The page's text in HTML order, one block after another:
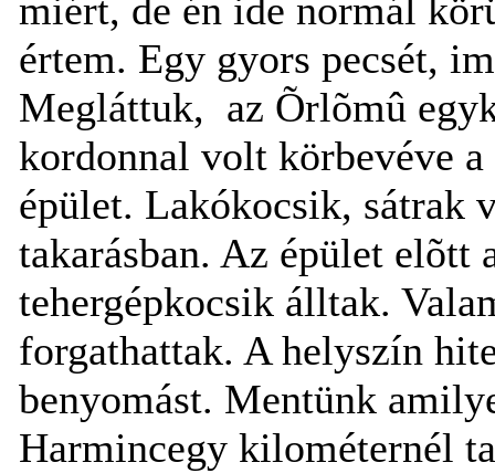
miért, de én ide normál
értem. Egy gyors pecsét,
Megláttuk, az Õrlõmû
kordonnal volt körbevéve
épület. Lakókocsik, sátrak
takarásban. Az épület
tehergépkocsik álltak.
forgathattak. A helyszín
benyomást. Mentünk
Harmincegy kilométernél